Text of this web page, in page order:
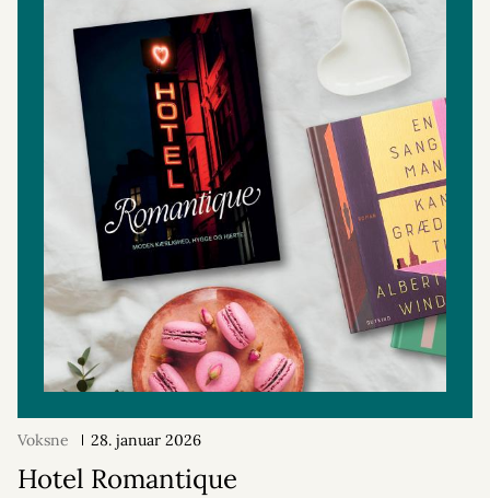
Voksne 28. januar 2026
Hotel Romantique